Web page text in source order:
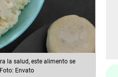
la salud, este alimento se
Envato